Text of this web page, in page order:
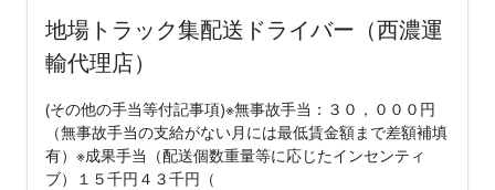
地場トラック集配送ドライバー（西濃運
輸代理店）
(その他の手当等付記事項)※無事故手当：３０，０００円
（無事故手当の支給がない月には最低賃金額まで差額補填
有）※成果手当（配送個数重量等に応じたインセンティ
ブ）１５千円４３千円（